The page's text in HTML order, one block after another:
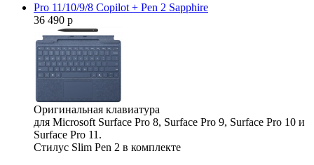
Pro 11/10/9/8 Copilot + Pen 2 Sapphire
36 490 р
Оригинальная клавиатура
для Microsoft Surface Pro 8, Surface Pro 9, Surface Pro 10 и
Surface Pro 11.
Стилус Slim Pen 2 в комплекте